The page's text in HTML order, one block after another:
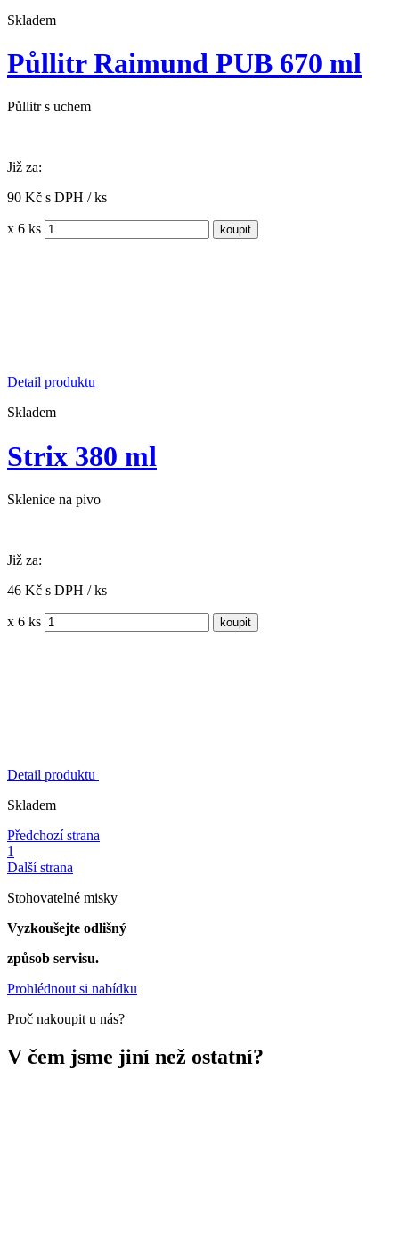
Skladem
Půllitr Raimund PUB 670 ml
Půllitr s uchem
Již za:
90 Kč s DPH / ks
x 6 ks
Detail produktu
Skladem
Strix 380 ml
Sklenice na pivo
Již za:
46 Kč s DPH / ks
x 6 ks
Detail produktu
Skladem
Předchozí strana
1
Další strana
Stohovatelné misky
Vyzkoušejte odlišný
způsob servisu.
Prohlédnout si nabídku
Proč nakoupit u nás?
V čem jsme jiní než ostatní?